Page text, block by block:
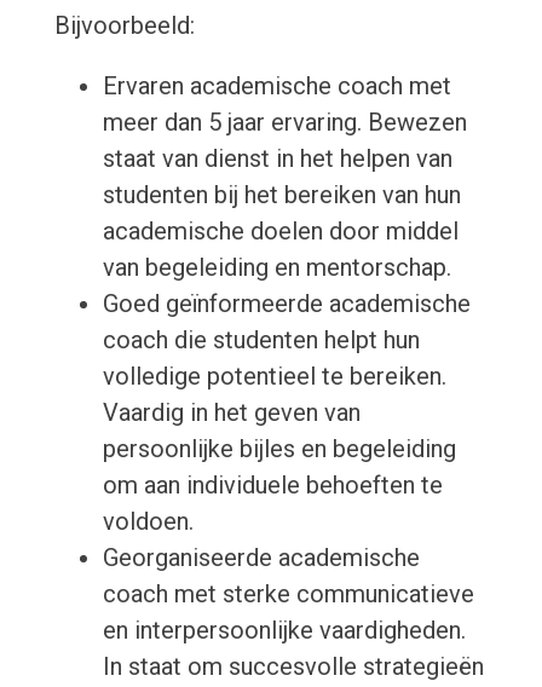
Bijvoorbeeld:
Ervaren academische coach met
meer dan 5 jaar ervaring. Bewezen
staat van dienst in het helpen van
studenten bij het bereiken van hun
academische doelen door middel
van begeleiding en mentorschap.
Goed geïnformeerde academische
coach die studenten helpt hun
volledige potentieel te bereiken.
Vaardig in het geven van
persoonlijke bijles en begeleiding
om aan individuele behoeften te
voldoen.
Georganiseerde academische
coach met sterke communicatieve
en interpersoonlijke vaardigheden.
In staat om succesvolle strategieën